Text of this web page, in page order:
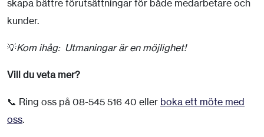
skapa bättre förutsättningar för både medarbetare och
kunder.
💡Kom ihåg: Utmaningar är en möjlighet!
Vill du veta mer?
📞 Ring oss på 08-545 516 40 eller boka ett möte med
oss.